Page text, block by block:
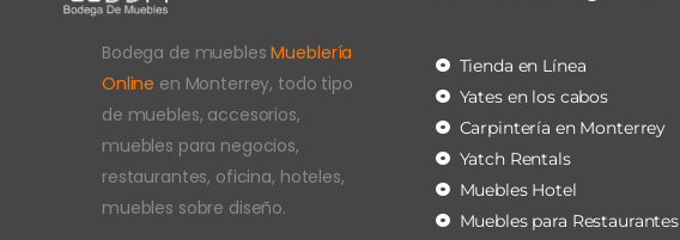
Bodega de mueblesMueblería
Online en Monterrey, todo tipo
de muebles, accesorios,
muebles para negocios,
restaurantes, oficina, hoteles,
muebles sobre diseño.
Tienda en Línea
Yates en los cabos
Carpintería en Monterrey
Yatch Rentals
Muebles Hotel
Muebles para Restaurantes